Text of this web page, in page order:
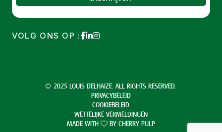
VOLG ONS OP :
© 2025 LOUIS DELHAIZE. ALL RIGHTS RESERVED.
PRIVACYBELEID
COOKIEBELEID
WETTELIJKE VERMELDINGEN
MADE WITH
BY CHERRY PULP